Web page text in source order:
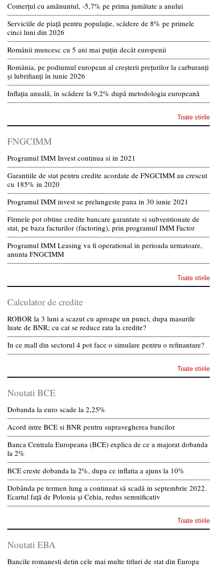
Comerțul cu amănuntul, -5,7% pe prima jumătate a anului
Serviciile de piață pentru populație, scădere de 8% pe primele
cinci luni din 2026
Românii muncesc cu 5 ani mai puțin decât europenii
România, pe podiumul european al creșterii prețurilor la carburanți
și lubrifianți în iunie 2026
Inflația anuală, în scădere la 9,2% după metodologia europeană
Toate stirile
FNGCIMM
Programul IMM Invest continua si in 2021
Garantiile de stat pentru credite acordate de FNGCIMM au crescut
cu 185% in 2020
Programul IMM invest se prelungeste pana in 30 iunie 2021
Firmele pot obtine credite bancare garantate si subventionate de
stat, pe baza facturilor (factoring), prin programul IMM Factor
Programul IMM Leasing va fi operational in perioada urmatoare,
anunta FNGCIMM
Toate stirile
Calculator de credite
ROBOR la 3 luni a scazut cu aproape un punct, dupa masurile
luate de BNR; cu cat se reduce rata la credite?
In ce mall din sectorul 4 pot face o simulare pentru o refinantare?
Toate stirile
Noutati BCE
Dobanda la euro scade la 2,25%
Acord intre BCE si BNR pentru supravegherea bancilor
Banca Centrala Europeana (BCE) explica de ce a majorat dobanda
la 2%
BCE creste dobanda la 2%, dupa ce inflatia a ajuns la 10%
Dobânda pe termen lung a continuat să scadă in septembrie 2022.
Ecartul față de Polonia și Cehia, redus semnificativ
Toate stirile
Noutati EBA
Bancile romanesti detin cele mai multe titluri de stat din Europa